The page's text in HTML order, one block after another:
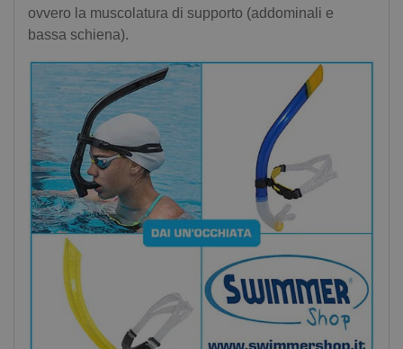
ovvero la muscolatura di supporto (addominali e
bassa schiena).